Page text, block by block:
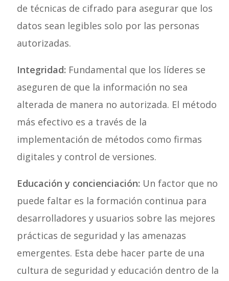
de técnicas de cifrado para asegurar que los
datos sean legibles solo por las personas
autorizadas.
Integridad: Fundamental que los líderes se
aseguren de que la información no sea
alterada de manera no autorizada. El método
más efectivo es a través de la
implementación de métodos como firmas
digitales y control de versiones.
Educación y concienciación: Un factor que no
puede faltar es la formación continua para
desarrolladores y usuarios sobre las mejores
prácticas de seguridad y las amenazas
emergentes. Esta debe hacer parte de una
cultura de seguridad y educación dentro de la